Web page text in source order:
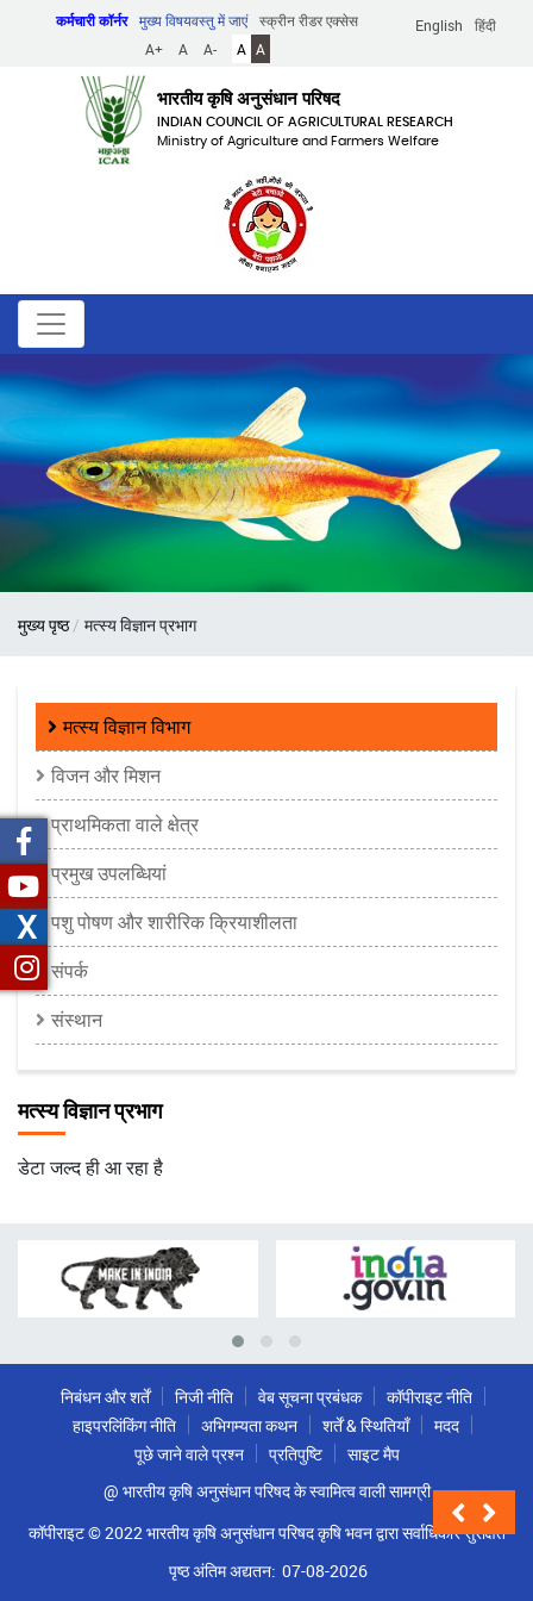
English हिंदी
कर्मचारी कॉर्नर मुख्य विषयवस्तु में जाएं
स्क्रीन रीडर एक्सेस
A+
A A- A A
भारतीय कृषि अनुसंधान परिषद
INDIAN COUNCIL OF AGRICULTURAL RESEARCH
Ministry of Agriculture and Farmers Welfare
पग
मुख्य पृष्ठ मत्स्य विज्ञान प्रभाग
Fisheries
Science
Division
मत्स्य विज्ञान विभाग
विजन और मिशन
प्राथमिकता वाले क्षेत्र
प्रमुख उपलब्धियां
पशु पोषण और शारीरिक क्रियाशीलता
संपर्क
संस्थान
मत्स्य विज्ञान प्रभाग
डेटा जल्द ही आ रहा है
निबंधन और शर्तें निजी नीति वेब सूचना प्रबंधक
कॉपीराइट नीति
हाइपरलिंकिंग नीति
अभिगम्यता कथन शर्तें & स्थितियाँ
मदद
पूछे जाने वाले प्रश्न
प्रतिपुष्टि
साइट मैप
@ भारतीय कृषि अनुसंधान परिषद के स्वामित्व वाली सामग्री
कॉपीराइट © 2022 भारतीय कृषि अनुसंधान परिषद कृषि भवन द्वारा सर्वाधिकार सुरक्षित
पृष्ठ अंतिम अद्यतन: 07-08-2026
X